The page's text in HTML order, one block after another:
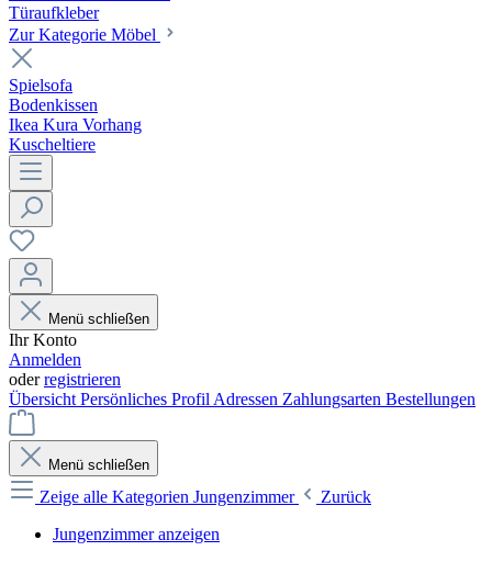
Türaufkleber
Zur Kategorie Möbel
Spielsofa
Bodenkissen
Ikea Kura Vorhang
Kuscheltiere
Menü schließen
Ihr Konto
Anmelden
oderregistrieren
Übersicht Persönliches Profil Adressen Zahlungsarten Bestellungen
Menü schließen
Zeige alle Kategorien Jungenzimmer
Zurück
Jungenzimmer anzeigen